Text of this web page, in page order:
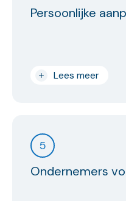
Persoonlijke
Lees meer
5
Ondernemers